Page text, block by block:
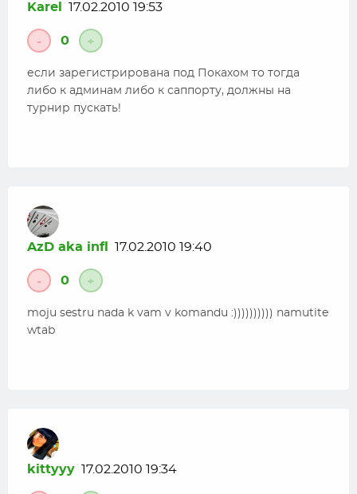
Karel 17.02.2010 19:53
- 0 +
если зарегистрирована под Покахом то тогда
либо к админам либо к саппорту, должны на
турнир пускать!
AzD aka infl 17.02.2010 19:40
- 0 +
moju sestru nada k vam v komandu :)))))))))) namutite
wtab
kittyyy 17.02.2010 19:34